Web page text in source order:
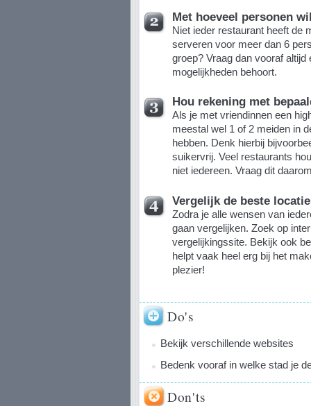
Met hoeveel personen
Niet ieder restaurant heeft de
serveren voor meer dan 6
groep? Vraag dan vooraf altijd
mogelijkheden behoort.
Hou rekening met
Als je met vriendinnen een
meestal wel 1 of 2 meiden in
hebben. Denk hierbij
suikervrij. Veel restaurants
niet iedereen. Vraag dit
Vergelijk de beste
Zodra je alle wensen van
gaan vergelijken. Zoek op
vergelijkingssite. Bekijk ook
helpt vaak heel erg bij het
plezier!
Do's
Bekijk verschillende websites
Bedenk vooraf in welke stad je
Don'ts